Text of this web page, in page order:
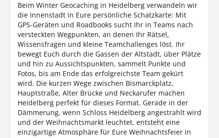
Beim Winter Geocaching in Heidelberg verwandeln wir
die Innenstadt in Eure persönliche Schatzkarte: Mit
GPS-Geräten und Roadbooks sucht Ihr in Teams nach
versteckten Wegpunkten, an denen Ihr Rätsel,
Wissensfragen und kleine Teamchallenges löst. Ihr
bewegt Euch durch die Gassen der Altstadt, über Plätze
und hin zu Aussichtspunkten, sammelt Punkte und
Fotos, bis am Ende das erfolgreichste Team gekürt
wird. Die kurzen Wege zwischen Bismarckplatz,
Hauptstraße, Alter Brücke und Neckarufer machen
Heidelberg perfekt für dieses Format. Gerade in der
Dämmerung, wenn Schloss Heidelberg angestrahlt wird
und der Weihnachtsmarkt leuchtet, entsteht eine
einzigartige Atmosphäre für Eure Weihnachtsfeier in